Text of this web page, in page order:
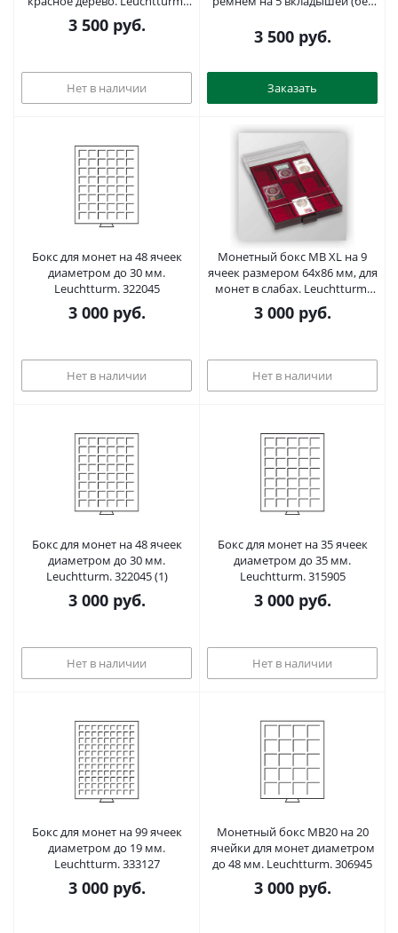
337934
3 500руб.
Нет в наличии
3 500руб.
Заказать
Бокс для монет на 48 ячеек
диаметром до 30 мм.
Leuchtturm. 322045
3 000руб.
Нет в наличии
Монетный бокс МВ XL на 9
ячеек размером 64х86 мм, для
монет в слабах. Leuchtturm.
335666
3 000руб.
Нет в наличии
Бокс для монет на 48 ячеек
диаметром до 30 мм.
Leuchtturm. 322045 (1)
3 000руб.
Нет в наличии
Бокс для монет на 35 ячеек
диаметром до 35 мм.
Leuchtturm. 315905
3 000руб.
Нет в наличии
Бокс для монет на 99 ячеек
диаметром до 19 мм.
Leuchtturm. 333127
3 000руб.
Монетный бокс MB20 на 20
ячейки для монет диаметром
до 48 мм. Leuchtturm. 306945
3 000руб.